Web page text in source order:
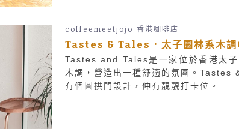
coffeemeetjojo 香港咖啡店
Tastes & Tales．太子園林系木
Tastes and Tales是一家位於香港太
木調，營造出一種舒適的氛圍。Tastes
有個圓拱門設計，仲有靚靚打卡位。